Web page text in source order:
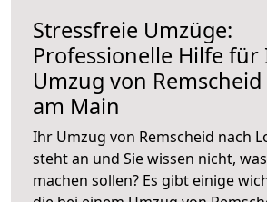
Stressfreie Umzüge:
Professionelle Hilfe für
Umzug von
am Main
Ihr Umzug von Remscheid nach
steht an und Sie wissen nicht,
machen sollen? Es gibt einige